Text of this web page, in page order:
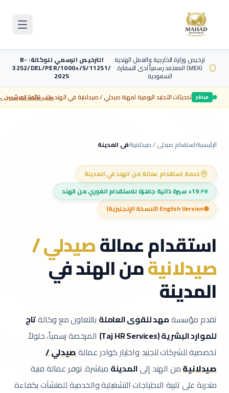
ترخيص وزارة الخارجية والعمل الهندية
(MEA) المعتمد رسمياً لدى السفارة
السعودية
الترخيص الرسمي للوكالة: B-
3252/DEL/PER/1000+/5/11251/
2025
مباشر تحديثات التجنيد اليومية لمهنةصيدلي / صيدلانيةفي الهند:طلب قائمة المرشحين
الرئيسية/استقدام صيدلي / صيدلانية/في المدينة
خدمة استقدام عمالة من الهند فيالمدينة
⚡
19+ سيرة ذاتية جاهزة للاستقدام الفوري من الهند
🌐 English Version (النسخة الإنجليزية)
استقدام عمالةصيدلي /
صيدلانيةمن الهند في
المدينة
تقدم مؤسسةمهد للقوى العاملة بالتعاون مع وكالةتاج
للموارد البشرية (Taj HR Services)
المرخصة رسمياً، حلولاً
تخصصية للشركات لتجنيد واختيار كوادر عمالةصيدلي /
صيدلانيةمن الهند إلىالمدينة مباشرة.نوفر عمالة فنية
متدربة على تلبية الاحتياجات التشغيلية والخدمية للمنشآت بكفاءة